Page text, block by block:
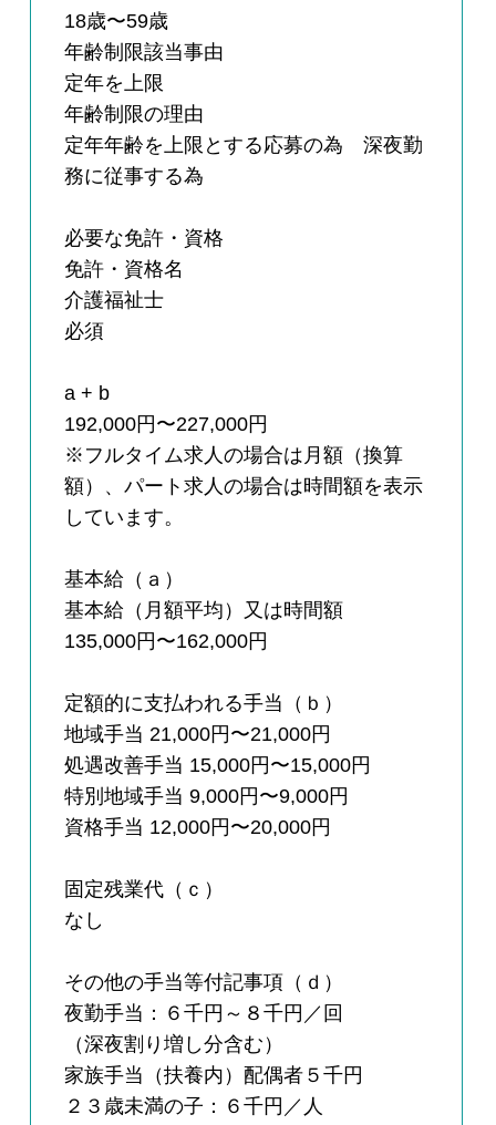
18歳〜59歳
年齢制限該当事由
定年を上限
年齢制限の理由
定年年齢を上限とする応募の為 深夜勤
務に従事する為
必要な免許・資格
免許・資格名
介護福祉士
必須
a + b
192,000円〜227,000円
※フルタイム求人の場合は月額（換算
額）、パート求人の場合は時間額を表示
しています。
基本給（ａ）
基本給（月額平均）又は時間額
135,000円〜162,000円
定額的に支払われる手当（ｂ）
地域手当 21,000円〜21,000円
処遇改善手当 15,000円〜15,000円
特別地域手当 9,000円〜9,000円
資格手当 12,000円〜20,000円
固定残業代（ｃ）
なし
その他の手当等付記事項（ｄ）
夜勤手当：６千円～８千円／回
（深夜割り増し分含む）
家族手当（扶養内）配偶者５千円
２３歳未満の子：６千円／人